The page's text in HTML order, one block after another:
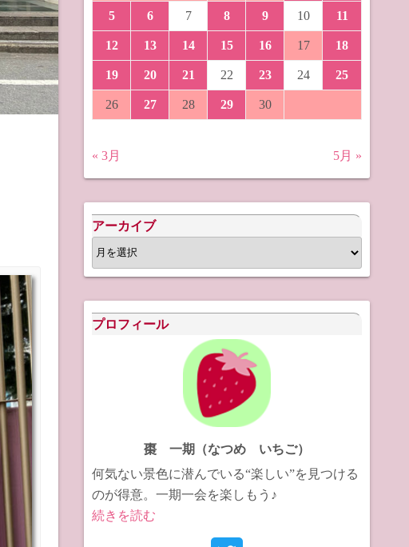
5 6 7 8 9 10 11
12 13 14 15 16 17 18
19 20 21 22 23 24 25
26 27 28 29 30
« 3月 5月 »
アーカイブ
ア
ー
ブ
プロフィール
棗 一期（なつめ いちご）
何気ない景色に潜んでいる“楽しい”を見つける
のが得意。一期一会を楽しもう♪
続きを読む